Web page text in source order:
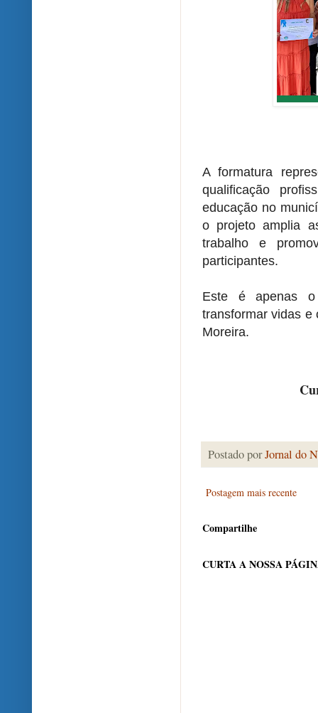
A formatura
qualificação
educação no
o projeto amplia
trabalho e
participantes.
Este é apenas
transformar vidas e
Moreira.
Postado porJornal do
Postagem mais recente
Compartilhe
CURTA A NOSSA